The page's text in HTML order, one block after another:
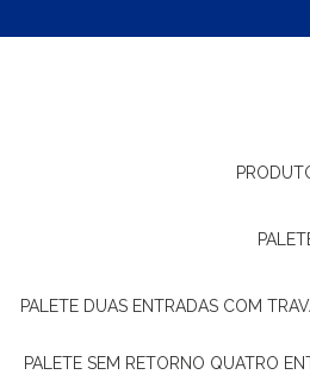
PALETE DUAS ENTRADAS COM
PALETE SEM RETORNO QUATRO